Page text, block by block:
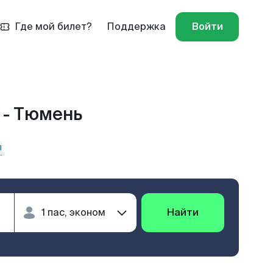
Где мой билет? Поддержка Войти
- Тюмень
Найти